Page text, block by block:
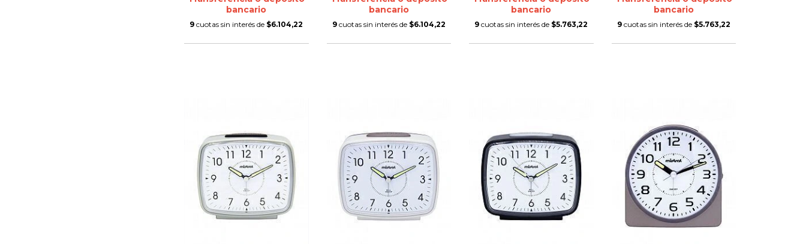
bancario
9 cuotas sin interés de $6.104,22
bancario
9 cuotas sin interés de $6.104,22
bancario
9 cuotas sin interés de $5.763,22
bancario
9 cuotas sin interés de $5.763,22